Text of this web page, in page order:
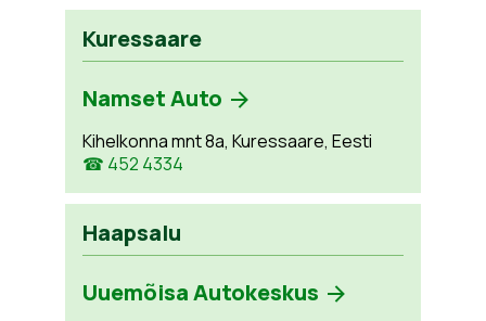
Kuressaare
Namset Auto
Kihelkonna mnt 8a, Kuressaare, Eesti
☎ 452 4334
Haapsalu
Uuemõisa Autokeskus